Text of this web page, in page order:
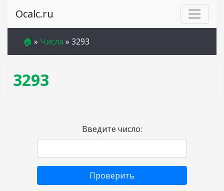
Ocalc.ru
🏠 » Числа » 3293
3293
Введите число:
Проверить